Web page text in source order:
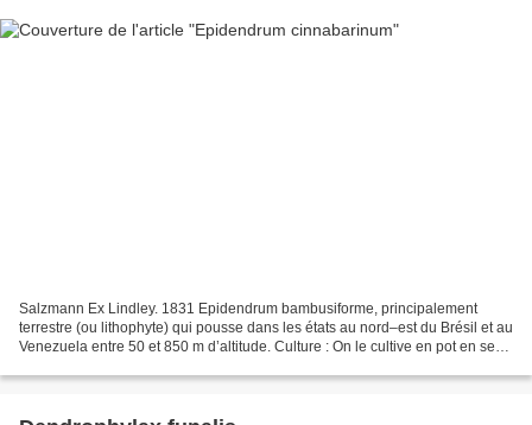
Salzmann Ex Lindley. 1831 Epidendrum bambusiforme, principalement
terrestre (ou lithophyte) qui pousse dans les états au nord–est du Brésil et au
Venezuela entre 50 et 850 m d’altitude. Culture : On le cultive en pot en serre